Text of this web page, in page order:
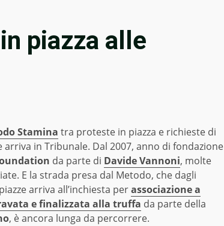
piazza alle
Stamina tra proteste in piazza e richieste di
in Tribunale. Dal 2007, anno di fondazione
da parte di Davide Vannoni, molte
E la strada presa dal Metodo, che dagli
arriva all’inchiesta perassociazione a
e finalizzata alla truffa da parte della
, è ancora lunga da percorrere.